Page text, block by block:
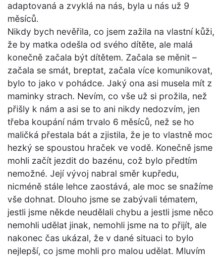
adaptovaná a zvyklá na nás, byla u nás už 9
měsíců.
Nikdy bych nevěřila, co jsem zažila na vlastní kůži,
že by matka odešla od svého dítěte, ale malá
konečně začala být dítětem. Začala se měnit –
začala se smát, breptat, začala více komunikovat,
bylo to jako v pohádce. Jaký ona asi musela mít z
maminky strach. Nevím, co vše už si prožila, než
přišly k nám a asi se to ani nikdy nedozvím, jen
třeba koupání nám trvalo 6 měsíců, než se ho
maličká přestala bát a zjistila, že je to vlastně moc
hezký se spoustou hraček ve vodě. Konečně jsme
mohli začít jezdit do bazénu, což bylo předtím
nemožné. Její vývoj nabral směr kupředu,
nicméně stále lehce zaostává, ale moc se snažíme
vše dohnat. Dlouho jsme se zabývali tématem,
jestli jsme někde neudělali chybu a jestli jsme něco
nemohli udělat jinak, nemohli jsme na to přijít, ale
nakonec čas ukázal, že v dané situaci to bylo
nejlepší, co jsme mohli pro malou udělat. Mluvím